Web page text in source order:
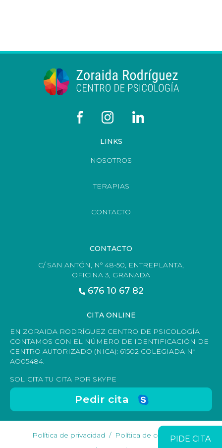
PIDE CITA
LINKS
NOSOTROS
TERAPIAS
CONTACTO
CONTACTO
C/ SAN ANTÓN, Nº 48-50, ENTREPLANTA,
OFICINA 3, GRANADA
676 10 67 82
CITA ONLINE
EN ZORAIDA RODRÍGUEZ CENTRO DE PSICOLOGÍA
CONTAMOS CON EL NÚMERO DE IDENTIFICACIÓN DE
CENTRO AUTORIZADO (NICA): 61502 COLEGIADA Nº
AO05484.
SOLICITA TU CITA POR SKYPE
Pedir cita
Política de privacidad
Política de cookies